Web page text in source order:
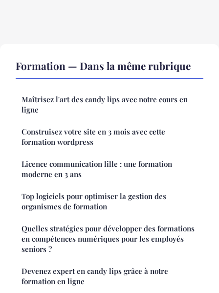
Formation — Dans la même rubrique
Maîtrisez l'art des candy lips avec notre cours en
ligne
Construisez votre site en 3 mois avec cette
formation wordpress
Licence communication lille : une formation
moderne en 3 ans
Top logiciels pour optimiser la gestion des
organismes de formation
Quelles stratégies pour développer des formations
en compétences numériques pour les employés
seniors ?
Devenez expert en candy lips grâce à notre
formation en ligne